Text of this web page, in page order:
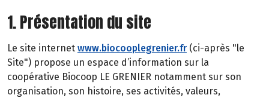
1. Présentation du site
Le site internet www.biocooplegrenier.fr (ci-après "le
Site") propose un espace d’information sur la
coopérative Biocoop LE GRENIER notamment sur son
organisation, son histoire, ses activités, valeurs,